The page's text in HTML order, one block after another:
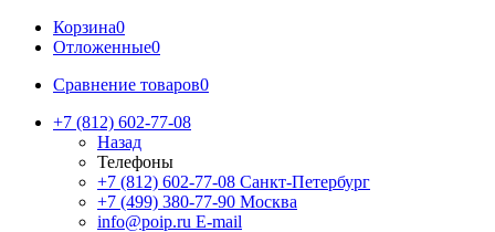
Корзина0
Отложенные0
Сравнение товаров0
+7 (812) 602-77-08
Назад
Телефоны
+7 (812) 602-77-08 Санкт-Петербург
+7 (499) 380-77-90 Москва
info@poip.ru E-mail